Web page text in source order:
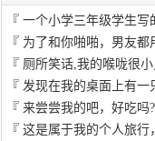
『 一个小学三年级学生写
『 为了和你啪啪，男友都
『 厕所笑话,我的喉咙很
『 发现在我的桌面上有一
『 来尝尝我的吧，好吃吗?
『 这是属于我的个人旅行